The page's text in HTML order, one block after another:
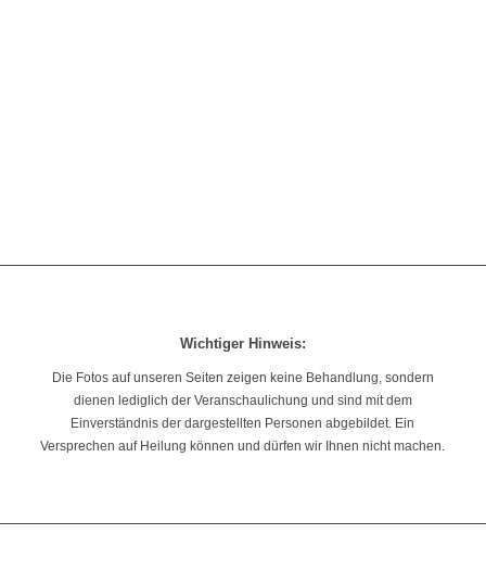
Wichtiger Hinweis:
Die Fotos auf unseren Seiten zeigen keine Behandlung, sondern
dienen lediglich der Veranschaulichung und sind mit dem
Einverständnis der dargestellten Personen abgebildet. Ein
Versprechen auf Heilung können und dürfen wir Ihnen nicht machen.